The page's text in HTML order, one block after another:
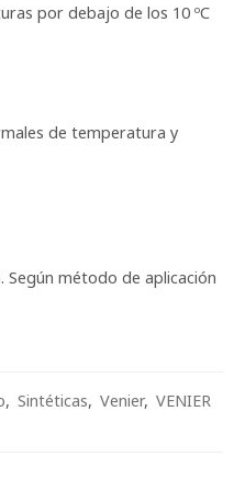
por debajo de los 10 ºC
de temperatura y
método de aplicación
, Sintéticas, Venier, VENIER